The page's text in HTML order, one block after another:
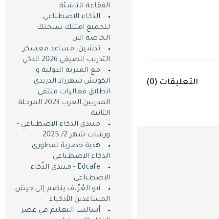
التعليقات (0
)
الفقاعة الناشئة
الذكاء الاصطناعي...
للجميع امتلك نسختك
الخاصة اﻵن
تدشين: مساعد معسكر
التدريب الصيفي 2026 الذكي
مع المدربة الدولية و
الكوتش شهرزاد الدريدي
انطلاق فعاليات ملتقى
المدربين العرب 2023 المرحلة
الثانية
منتدى الذكاء الاصطناعي -
ورشات شهر 2/ 2025
هدية حصرية لمطوري
الذكاء الاصطناعي
Edcafe - منتدى الذّكاء
الاصطناعي
أبو العُرِّيف ينضم إلى جيش
المساعدين اﻷذكياء
أساليب التعليم في عصر